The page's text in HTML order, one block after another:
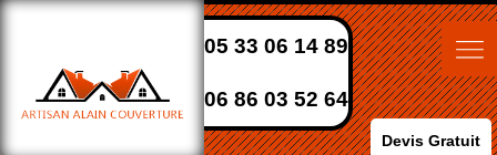
05 33 06 14 89
06 86 03 52 64
Devis Gratuit